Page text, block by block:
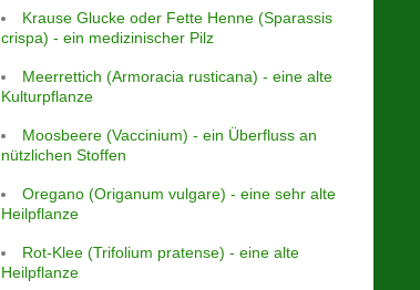
Krause Glucke oder Fette Henne (Sparassis
crispa) - ein medizinischer Pilz
Meerrettich (Armoracia rusticana) - eine alte
Kulturpflanze
Moosbeere (Vaccinium) - ein Überfluss an
nützlichen Stoffen
Oregano (Origanum vulgare) - eine sehr alte
Heilpflanze
Rot-Klee (Trifolium pratense) - eine alte
Heilpflanze